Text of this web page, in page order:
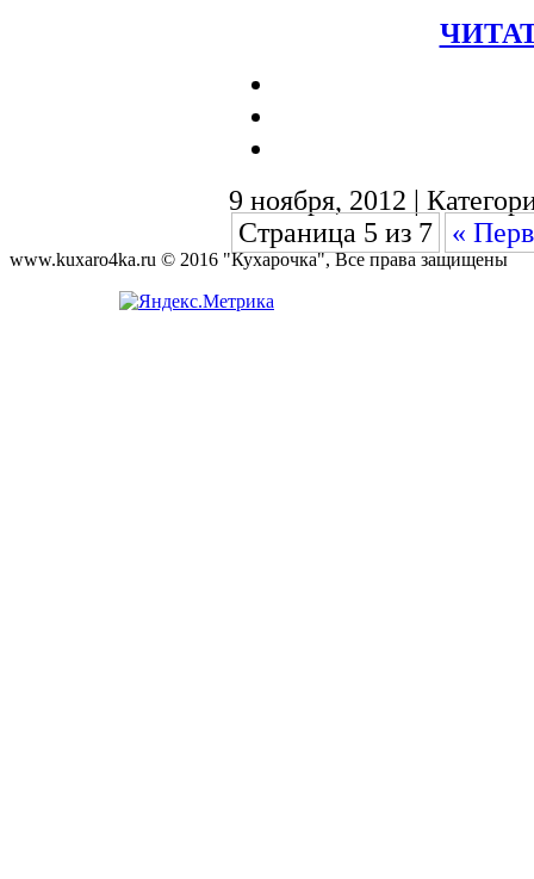
9 ноября, 2012 |
Страница 5 из 7
«
www.kuxaro4ka.ru © 2016 "Кухарочка", Все права защищены